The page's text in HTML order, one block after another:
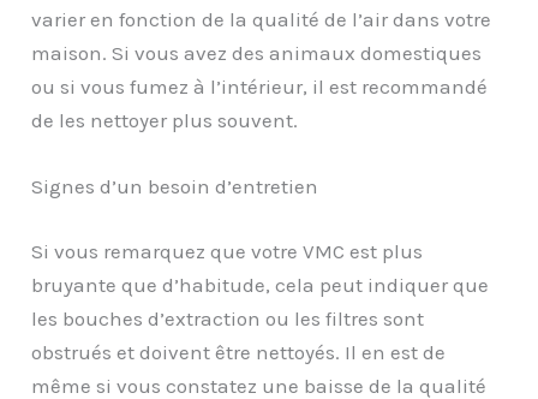
varier en fonction de la qualité de l’air dans votre
maison. Si vous avez des animaux domestiques
ou si vous fumez à l’intérieur, il est recommandé
de les nettoyer plus souvent.
Signes d’un besoin d’entretien
Si vous remarquez que votre VMC est plus
bruyante que d’habitude, cela peut indiquer que
les bouches d’extraction ou les filtres sont
obstrués et doivent être nettoyés. Il en est de
même si vous constatez une baisse de la qualité